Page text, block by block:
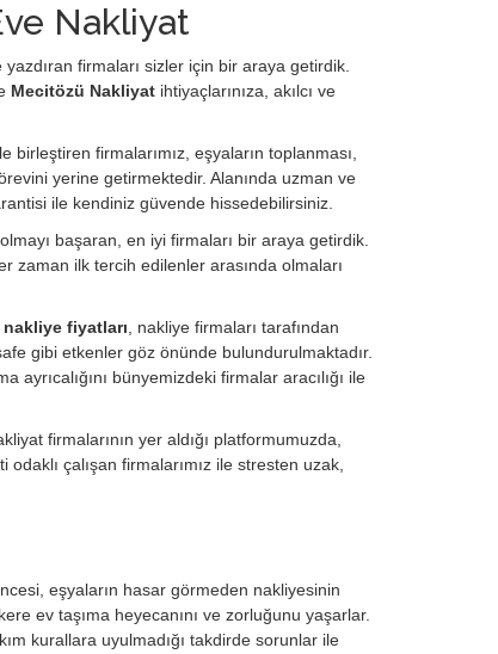
Nakliyat
firmaları sizler için bir araya getirdik.
Mecitözü Nakliyatihtiyaçlarınıza, akılcı ve
firmalarımız, eşyaların toplanması,
yerine getirmektedir. Alanında uzman ve
ile kendiniz güvende hissedebilirsiniz.
başaran, en iyi firmaları bir araya getirdik.
zaman ilk tercih edilenler arasında olmaları
fiyatları , nakliye firmaları tarafından
gibi etkenler göz önünde bulundurulmaktadır.
bünyemizdeki firmalar aracılığı ile
firmalarının yer aldığı platformumuzda,
çalışan firmalarımız ile stresten uzak,
eşyaların hasar görmeden nakliyesinin
ev taşıma heyecanını ve zorluğunu yaşarlar.
kurallara uyulmadığı takdirde sorunlar ile